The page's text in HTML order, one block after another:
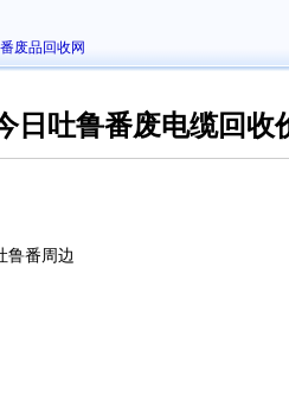
废品回收网
日吐鲁番废电缆回收
鲁番周边